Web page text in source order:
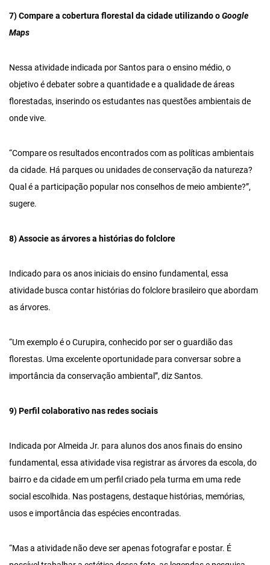
7) Compare a cobertura florestal da cidade utilizando oGoogle
Maps
Nessa atividade indicada por Santos para o ensino médio, o
objetivo é debater sobre a quantidade e a qualidade de áreas
florestadas, inserindo os estudantes nas questões ambientais de
onde vive.
“Compare os resultados encontrados com as políticas ambientais
da cidade. Há parques ou unidades de conservação da natureza?
Qual é a participação popular nos conselhos de meio ambiente?”,
sugere.
8) Associe as árvores a histórias do folclore
Indicado para os anos iniciais do ensino fundamental, essa
atividade busca contar histórias do folclore brasileiro que abordam
as árvores.
“Um exemplo é o Curupira, conhecido por ser o guardião das
florestas. Uma excelente oportunidade para conversar sobre a
importância da conservação ambiental”, diz Santos.
9) Perfil colaborativo nas redes sociais
Indicada por Almeida Jr. para alunos dos anos finais do ensino
fundamental, essa atividade visa registrar as árvores da escola, do
bairro e da cidade em um perfil criado pela turma em uma rede
social escolhida. Nas postagens, destaque histórias, memórias,
usos e importância das espécies encontradas.
“Mas a atividade não deve ser apenas fotografar e postar. É